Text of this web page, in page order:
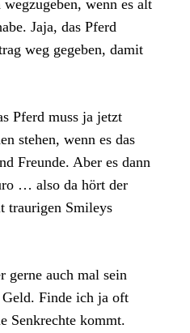
wenn es alt
Jaja, das Pferd
weg gegeben, damit
Pferd muss ja jetzt
stehen, wenn es das
Freunde. Aber es dann
… also da hört der
traurigen Smileys
gerne auch mal sein
Finde ich ja oft
Senkrechte kommt.